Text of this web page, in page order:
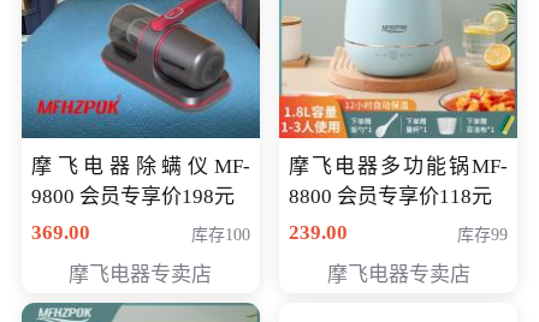
摩飞电器除螨仪MF-
9800 会员专享价198元
369.00
库存100
摩飞电器专卖店
摩飞电器多功能锅MF-
8800 会员专享价118元
239.00
库存99
摩飞电器专卖店